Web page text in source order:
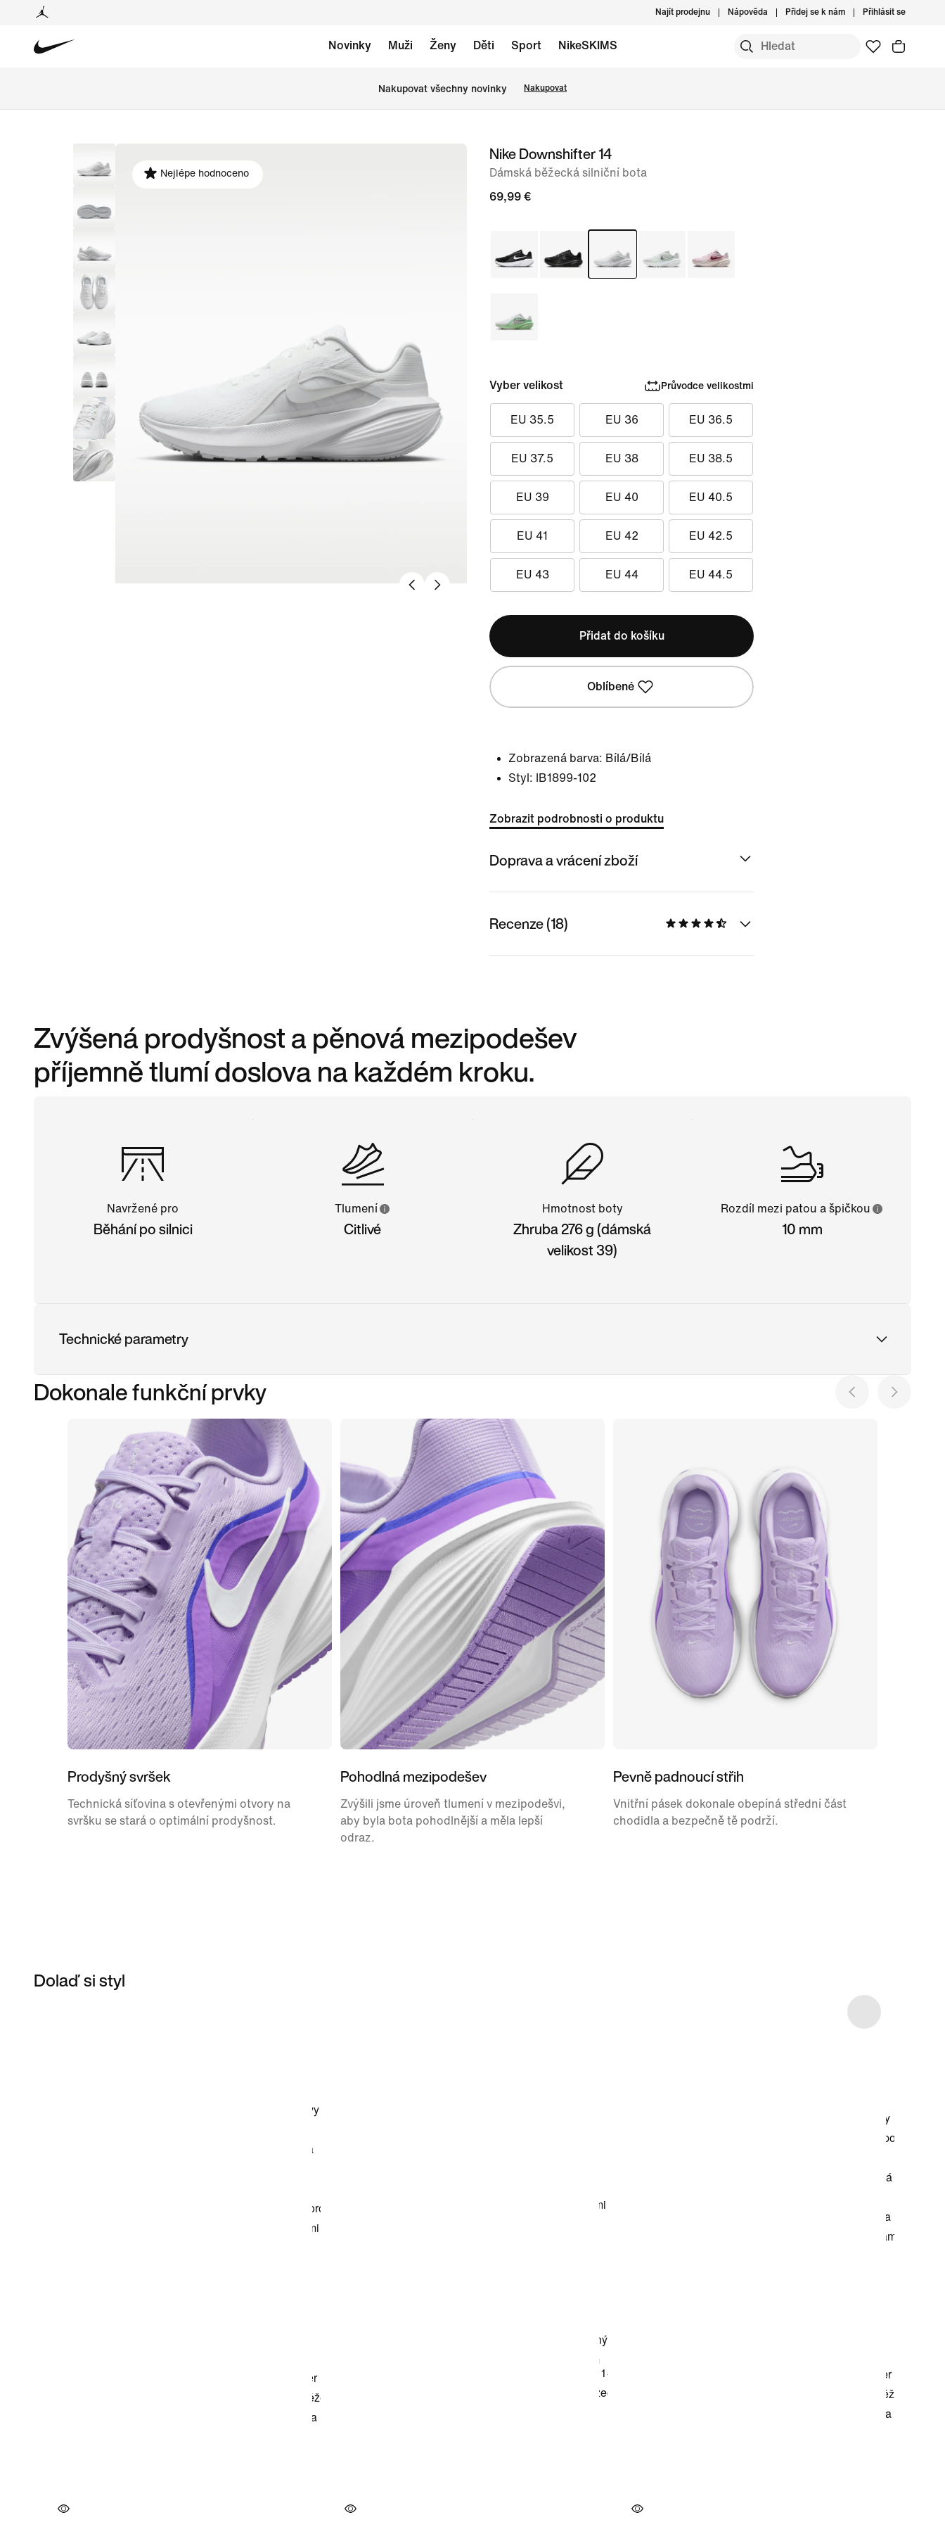
Najít prodejnu Nápověda Přidej se k nám Přihlásit se
Novinky Muži Ženy Děti Sport NikeSKIMS
Nakupovat všechny novinky Nakupovat
obrázek
Nejlépe hodnoceno
Nike Downshifter 14
Dámská běžecká silniční bota
69,99 €
Vyber velikost Průvodce velikostmi
EU 35.5 EU 36 EU 36.5
EU 37.5 EU 38 EU 38.5
EU 39 EU 40 EU 40.5
EU 41 EU 42 EU 42.5
EU 43 EU 44 EU 44.5
Přidat do košíku
Oblíbené
Zobrazená barva: Bílá/Bílá
Styl:
IB1899-102
Zobrazit podrobnosti o produktu
Doprava a vrácení zboží
Recenze (18)
Zvýšená prodyšnost a pěnová mezipodešev
příjemně tlumí doslova na každém kroku.
Navržené pro
Běhání po silnici
Tlumení
Citlivé
Hmotnost boty
Zhruba 276 g (dámská
velikost 39)
Rozdíl mezi patou a špičkou
10 mm
Technické parametry
Dokonale funkční prvky
Prodyšný svršek
Technická síťovina s otevřenými otvory na
svršku se stará o optimální prodyšnost.
Pohodlná mezipodešev
Zvýšili jsme úroveň tlumení v mezipodešvi,
aby byla bota pohodlnější a měla lepší
odraz.
Pevně padnoucí střih
Vnitřní pásek dokonale obepíná střední část
chodidla a bezpečně tě podrží.
Dolaď si styl